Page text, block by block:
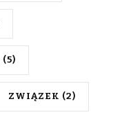
(5)
ZWIĄZEK (2)